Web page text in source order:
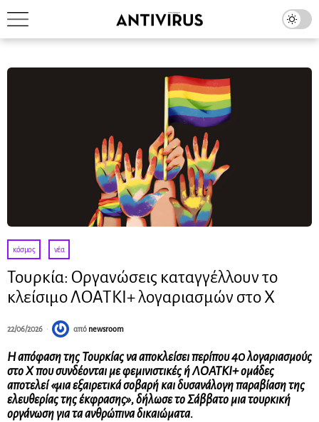
κόσμος · νέα
Τουρκία: Οργανώσεις καταγγέλλουν το
κλείσιμο ΛΟΑΤΚΙ+ λογαριασμών στο X
22/06/2026 από newsroom
Η απόφαση της Τουρκίας να αποκλείσει περίπου 40 λογαριασμούς
στο X που συνδέονται με φεμινιστικές ή ΛΟΑΤΚΙ+ ομάδες
αποτελεί «μια εξαιρετικά σοβαρή και δυσανάλογη παραβίαση της
ελευθερίας της έκφρασης», δήλωσε το Σάββατο μια τουρκική
οργάνωση για τα ανθρώπινα δικαιώματα.